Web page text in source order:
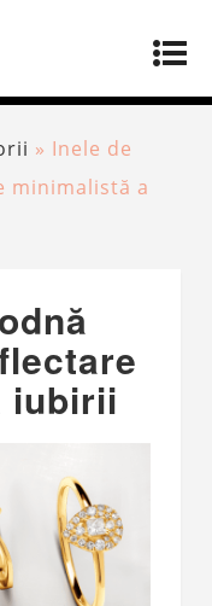
» Inele de
minimalistă a
iubirii